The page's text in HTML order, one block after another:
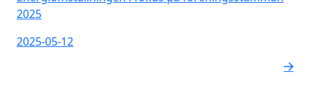
2025
2025-05-12